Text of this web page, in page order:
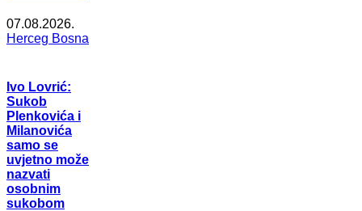
07.08.2026.
Herceg Bosna
Ivo Lovrić:
Sukob
Plenkovića i
Milanovića
samo se
uvjetno može
nazvati
osobnim
sukobom